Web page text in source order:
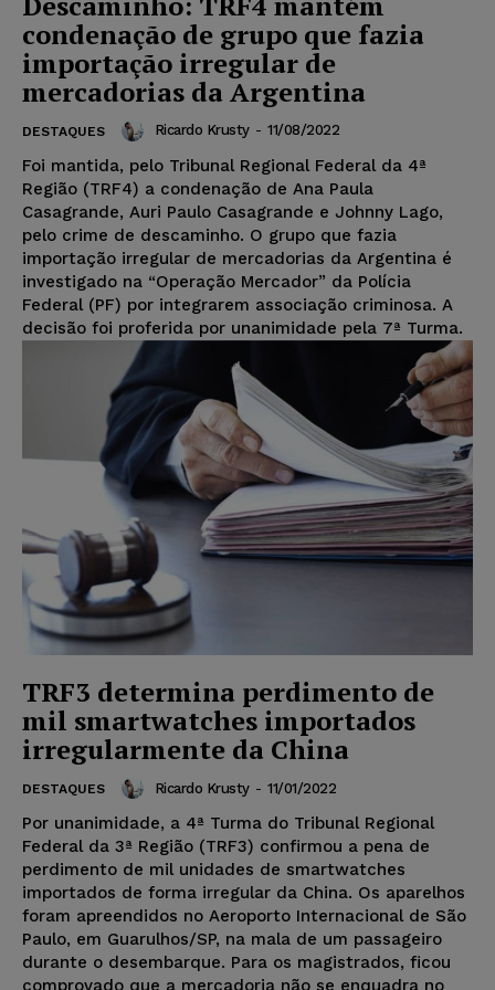
condenação de grupo que fazia
importação irregular de
mercadorias da Argentina
DESTAQUES Ricardo Krusty - 11/08/2022
Foi mantida, pelo Tribunal Regional Federal da 4ª
Região (TRF4) a condenação de Ana Paula
Casagrande, Auri Paulo Casagrande e Johnny Lago,
pelo crime de descaminho. O grupo que fazia
importação irregular de mercadorias da Argentina é
investigado na “Operação Mercador” da Polícia
Federal (PF) por integrarem associação criminosa. A
decisão foi proferida por unanimidade pela 7ª Turma.
TRF3 determina perdimento de
mil smartwatches importados
irregularmente da China
DESTAQUES Ricardo Krusty - 11/01/2022
Por unanimidade, a 4ª Turma do Tribunal Regional
Federal da 3ª Região (TRF3) confirmou a pena de
perdimento de mil unidades de smartwatches
importados de forma irregular da China. Os aparelhos
foram apreendidos no Aeroporto Internacional de São
Paulo, em Guarulhos/SP, na mala de um passageiro
durante o desembarque. Para os magistrados, ficou
comprovado que a mercadoria não se enquadra no